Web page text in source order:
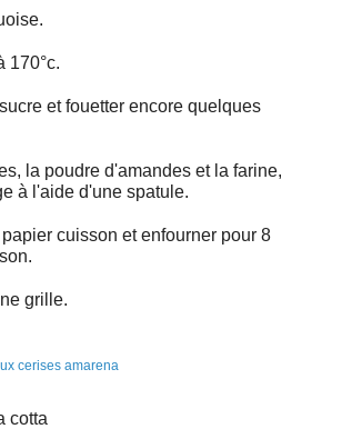
170°c.
et fouetter encore quelques
la poudre d'amandes et la farine,
à l'aide d'une spatule.
cuisson et enfourner pour 8
grille.
cotta